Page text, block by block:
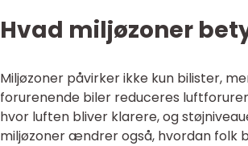
Hvad miljøzoner
Miljøzoner påvirker ikke kun bilister,
forurenende biler reduceres
hvor luften bliver klarere, og
miljøzoner ændrer også, hvordan folk